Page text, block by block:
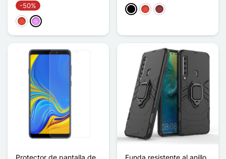
-50%
RojoMorado claro
NegroRojoRojo oscuro
Protector de pantalla de
Funda resistente al anillo